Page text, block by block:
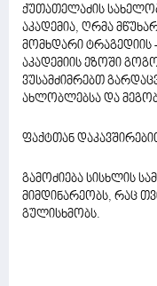
ქუთათელაძის
აკადემია, ღრმა
მომხდარი ტრაგედიის
აკადემიის ეზოში
ვუსამძიმრებთ
ახლობლებსა და
ფაქტთან
გამოძიება სისხლის
მიმდინარეობს, რაც
გულისხმობს.